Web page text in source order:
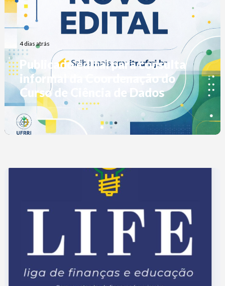
4 dias atrás
Publicado edital para consulta
informal da Coordenação do
Curso de Ciência de Dados